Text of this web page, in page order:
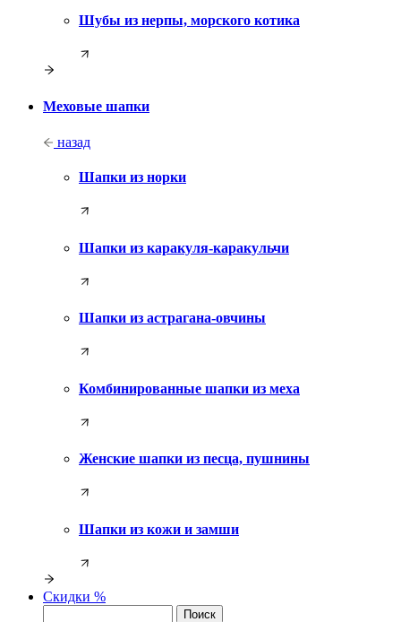
Шубы из нерпы, морского котика
Меховые шапки
назад
Шапки из норки
Шапки из каракуля-каракульчи
Шапки из астрагана-овчины
Комбинированные шапки из меха
Женские шапки из песца, пушнины
Шапки из кожи и замши
Скидки %